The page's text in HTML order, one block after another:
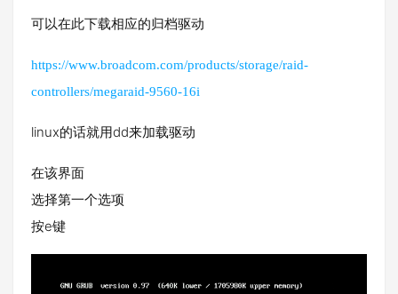
可以在此下载相应的归档驱动
https://www.broadcom.com/products/storage/raid-
controllers/megaraid-9560-16i
linux的话就用dd来加载驱动
在该界面
选择第一个选项
按e键